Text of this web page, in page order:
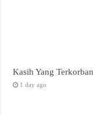
Kasih Yang
1 day ago